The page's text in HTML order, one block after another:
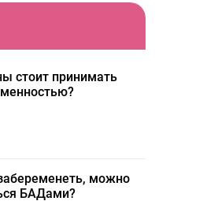
стоит принимать
можно
БАДами?